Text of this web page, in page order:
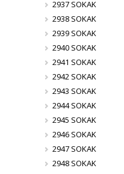
2937 SOKAK
2938 SOKAK
2939 SOKAK
2940 SOKAK
2941 SOKAK
2942 SOKAK
2943 SOKAK
2944 SOKAK
2945 SOKAK
2946 SOKAK
2947 SOKAK
2948 SOKAK